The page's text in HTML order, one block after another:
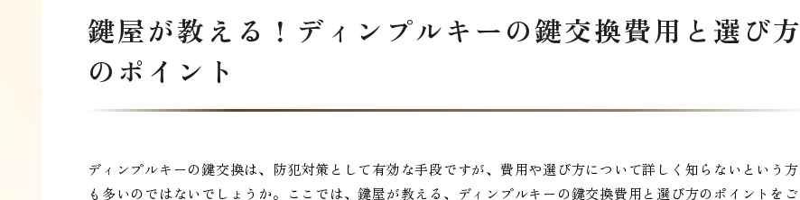
鍵屋が教える！ディンプルキーの鍵交換費用と選び方
のポイント
ディンプルキーの鍵交換は、防犯対策として有効な手段ですが、費用や選び方について詳しく知らないという方
も多いのではないでしょうか。ここでは、鍵屋が教える、ディンプルキーの鍵交換費用と選び方のポイントをご